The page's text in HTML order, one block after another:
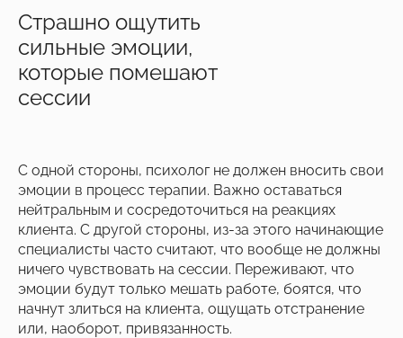
Страшно ощутить
сильные эмоции,
которые помешают
сессии
С одной стороны, психолог не должен вносить свои
эмоции в процесс терапии. Важно оставаться
нейтральным и сосредоточиться на реакциях
клиента. С другой стороны, из-за этого начинающие
специалисты часто считают, что вообще не должны
ничего чувствовать на сессии. Переживают, что
эмоции будут только мешать работе, боятся, что
начнут злиться на клиента, ощущать отстранение
или, наоборот, привязанность.